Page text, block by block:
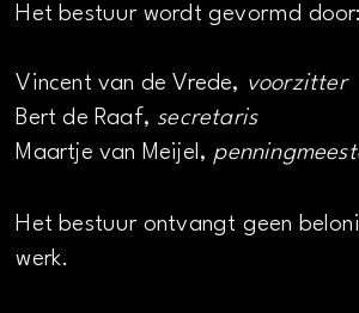
Het bestuur wordt gevormd door:
Vincent van de Vrede, voorzitter
Bert de Raaf, secretaris
Maartje van Meijel,
Het bestuur ontvangt geen
werk.